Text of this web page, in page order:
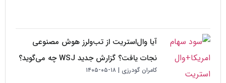
آیا وال‌استریت از تب‌ولرز هوش مصنوعی
نجات یافت؟ گزارش جدید WSJ چه می‌گوید؟
کامران گودرزی ۱۸-۰۵-۱۴۰۵